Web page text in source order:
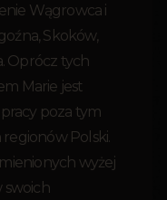
Wągrowca i
Skoków,
Oprócz tych
Marie jest
poza tym
Polski.
wyżej
swoich